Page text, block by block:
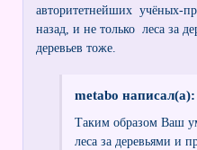
авторитетнейших учёных-
назад, и не только леса за
деревьев тоже.
metabo написал(а):
Таким образом Ваш
леса за деревьями и